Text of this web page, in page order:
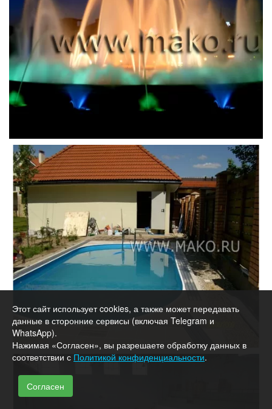
Этот сайт использует cookies, а также может передавать
данные в сторонние сервисы (включая Telegram и
WhatsApp).
Нажимая «Согласен», вы разрешаете обработку данных в
соответствии с Политикой конфиденциальности.
Согласен